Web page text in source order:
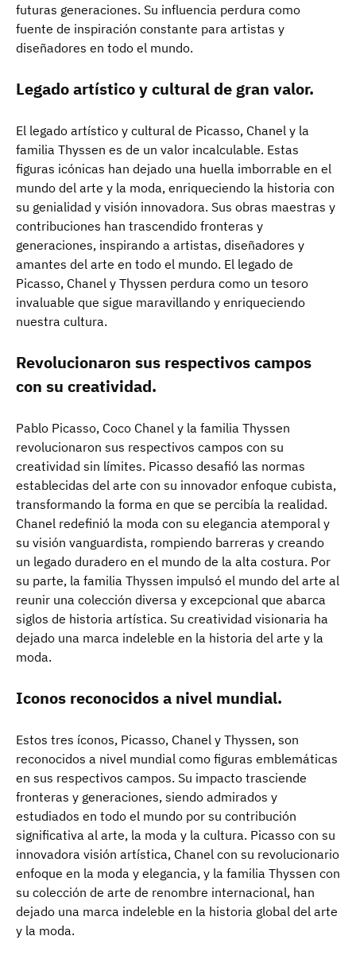
futuras generaciones. Su influencia perdura como
fuente de inspiración constante para artistas y
diseñadores en todo el mundo.
Legado artístico y cultural de gran valor.
El legado artístico y cultural de Picasso, Chanel y la
familia Thyssen es de un valor incalculable. Estas
figuras icónicas han dejado una huella imborrable en el
mundo del arte y la moda, enriqueciendo la historia con
su genialidad y visión innovadora. Sus obras maestras y
contribuciones han trascendido fronteras y
generaciones, inspirando a artistas, diseñadores y
amantes del arte en todo el mundo. El legado de
Picasso, Chanel y Thyssen perdura como un tesoro
invaluable que sigue maravillando y enriqueciendo
nuestra cultura.
Revolucionaron sus respectivos campos
con su creatividad.
Pablo Picasso, Coco Chanel y la familia Thyssen
revolucionaron sus respectivos campos con su
creatividad sin límites. Picasso desafió las normas
establecidas del arte con su innovador enfoque cubista,
transformando la forma en que se percibía la realidad.
Chanel redefinió la moda con su elegancia atemporal y
su visión vanguardista, rompiendo barreras y creando
un legado duradero en el mundo de la alta costura. Por
su parte, la familia Thyssen impulsó el mundo del arte al
reunir una colección diversa y excepcional que abarca
siglos de historia artística. Su creatividad visionaria ha
dejado una marca indeleble en la historia del arte y la
moda.
Iconos reconocidos a nivel mundial.
Estos tres íconos, Picasso, Chanel y Thyssen, son
reconocidos a nivel mundial como figuras emblemáticas
en sus respectivos campos. Su impacto trasciende
fronteras y generaciones, siendo admirados y
estudiados en todo el mundo por su contribución
significativa al arte, la moda y la cultura. Picasso con su
innovadora visión artística, Chanel con su revolucionario
enfoque en la moda y elegancia, y la familia Thyssen con
su colección de arte de renombre internacional, han
dejado una marca indeleble en la historia global del arte
y la moda.